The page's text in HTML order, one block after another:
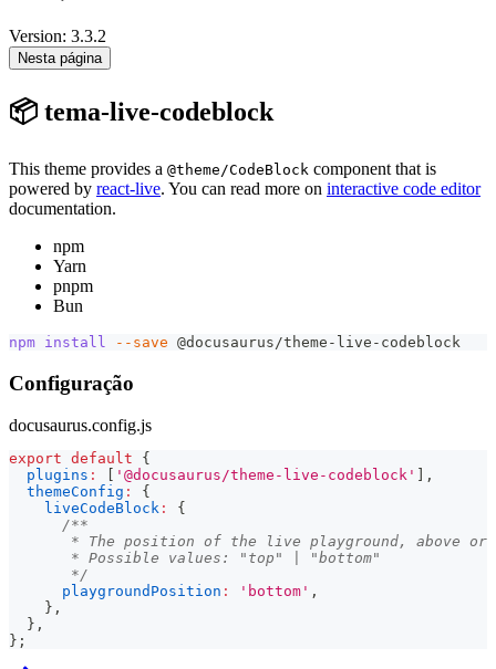
Version: 3.3.2
Nesta página
📦 tema-live-codeblock
This theme provides a @theme/CodeBlock component that is
powered by react-live. You can read more on interactive code editor
documentation.
npm
Yarn
pnpm
Bun
npm install --save @docusaurus/theme-live-codeblock
Configuração
docusaurus.config.js
export default
{
plugins : '@docusaurus/theme-live-codeblock'
,
themeConfig :
{
liveCodeBlock :
{
/**
* The position of the live playground, above or
       * Possible values: "top" | "bottom"
       */
playgroundPosition : 'bottom' ,
} ,
} ,
} ;